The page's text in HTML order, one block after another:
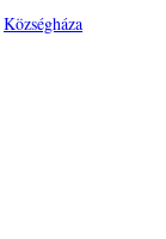
Községháza